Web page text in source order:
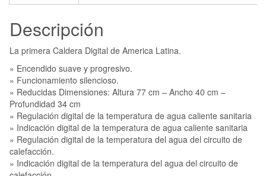
Descripción
La primera Caldera Digital de America Latina.
» Encendido suave y progresivo.
» Funcionamiento silencioso.
» Reducidas Dimensiones: Altura 77 cm – Ancho 40 cm –
Profundidad 34 cm
» Regulación digital de la temperatura de agua caliente sanitaria
» Indicación digital de la temperatura de agua caliente sanitaria
» Regulación digital de la temperatura del agua del circuito de
calefacción.
» Indicación digital de la temperatura del agua del circuito de